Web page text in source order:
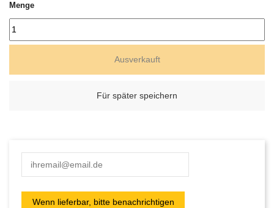
Menge
Ausverkauft
Für später speichern